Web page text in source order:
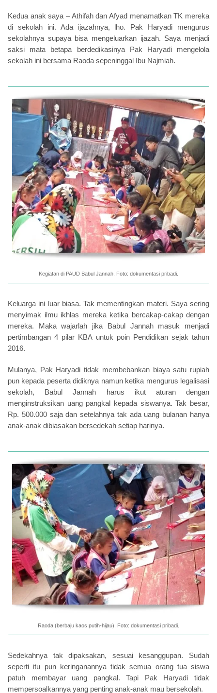
Kedua anak saya – Athifah dan Afyad menamatkan TK mereka
di sekolah ini. Ada ijazahnya, lho. Pak Haryadi mengurus
sekolahnya supaya bisa mengeluarkan ijazah. Saya menjadi
saksi mata betapa berdedikasinya Pak Haryadi mengelola
sekolah ini bersama Raoda sepeninggal Ibu Najmiah.
Kegiatan di PAUD Babul Jannah. Foto: dokumentasi pribadi.
Keluarga ini luar biasa. Tak mementingkan materi. Saya sering
menyimak ilmu ikhlas mereka ketika bercakap-cakap dengan
mereka. Maka wajarlah jika Babul Jannah masuk menjadi
pertimbangan 4 pilar KBA untuk poin Pendidikan sejak tahun
2016.
Mulanya, Pak Haryadi tidak membebankan biaya satu rupiah
pun kepada peserta didiknya namun ketika mengurus legalisasi
sekolah, Babul Jannah harus ikut aturan dengan
menginstruksikan uang pangkal kepada siswanya. Tak besar,
Rp. 500.000 saja dan setelahnya tak ada uang bulanan hanya
anak-anak dibiasakan bersedekah setiap harinya.
Raoda (berbaju kaos putih-hijau). Foto: dokumentasi pribadi.
Sedekahnya tak dipaksakan, sesuai kesanggupan. Sudah
seperti itu pun keringanannya tidak semua orang tua siswa
patuh membayar uang pangkal. Tapi Pak Haryadi tidak
mempersoalkannya yang penting anak-anak mau bersekolah.